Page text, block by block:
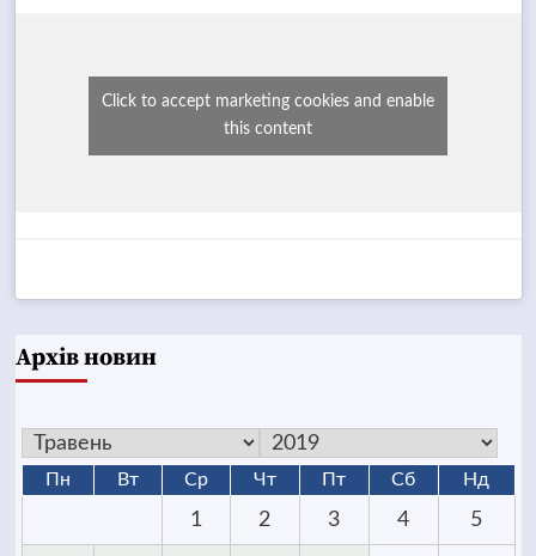
Click to accept marketing cookies and enable
this content
Архів новин
Пн Вт Ср Чт Пт Сб Нд
1 2 3 4 5